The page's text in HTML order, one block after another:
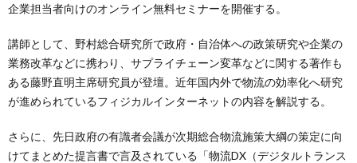
企業担当者向けのオンライン無料セミナーを開催する。
講師として、野村総合研究所で政府・自治体への政策研究や企業の
業務改革などに携わり、サプライチェーン変革などに関する著作も
ある藤野直明主席研究員が登壇。近年国内外で物流の効率化へ研究
が進められているフィジカルインターネットの内容を解説する。
さらに、先日政府の有識者会議が次期総合物流施策大綱の策定に向
けてまとめた提言書で言及されている「物流DX（デジタルトランス